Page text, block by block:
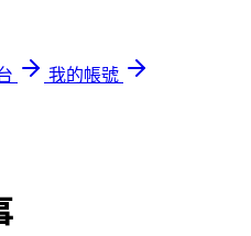
我的帳號